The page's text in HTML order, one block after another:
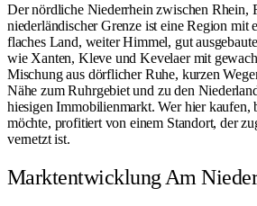
Der nördliche Niederrhein zwischen Rhein,
niederländischer Grenze ist eine Region mit
flaches Land, weiter Himmel, gut
wie Xanten, Kleve und Kevelaer mit
Mischung aus dörflicher Ruhe, kurzen
Nähe zum Ruhrgebiet und zu den
hiesigen Immobilienmarkt. Wer hier kaufen,
möchte, profitiert von einem Standort, der
vernetzt ist.
Marktentwicklung Am